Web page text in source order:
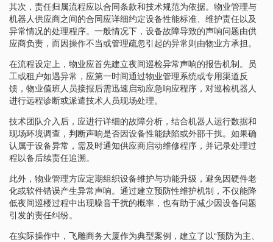
其次，责任归属流程应以合同条款和技术规范为依据。物业管理与
机器人供应商之间的合同应详细约定设备性能标准、维护责任以及
异常情况的处理程序。一般情况下，设备故障导致的声响问题由供
应商负责，而因操作不当或管理疏忽引起的异常则由物业方承担。
在流程设定上，物业应首先建立夜间巡检异常声响的报告机制。员
工或租户如遇异常，应第一时间通过物业管理系统或专用渠道反
馈，物业值班人员接报后需迅速启动应急响应程序，对巡检机器人
进行远程诊断或派遣技术人员现场处理。
技术团队介入后，应进行详细的故障分析，结合机器人运行数据和
现场环境调查，判断声响是否因设备性能缺陷或外部干扰。如果确
认属于设备异常，需及时通知供应商启动维修程序，并记录处理过
程以备后续责任追溯。
此外，物业管理方应定期组织设备维护与功能升级，避免因硬件老
化或软件错误产生异常声响。通过建立预防性维护机制，不仅能降
低夜间巡楼过程中出现噪音干扰的概率，也有助于减少因设备问题
引发的责任纠纷。
在实际操作中，飞雕商务大厦作为典型案例，建立了以“预防为主、